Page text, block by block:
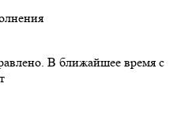
В ближайшее время с